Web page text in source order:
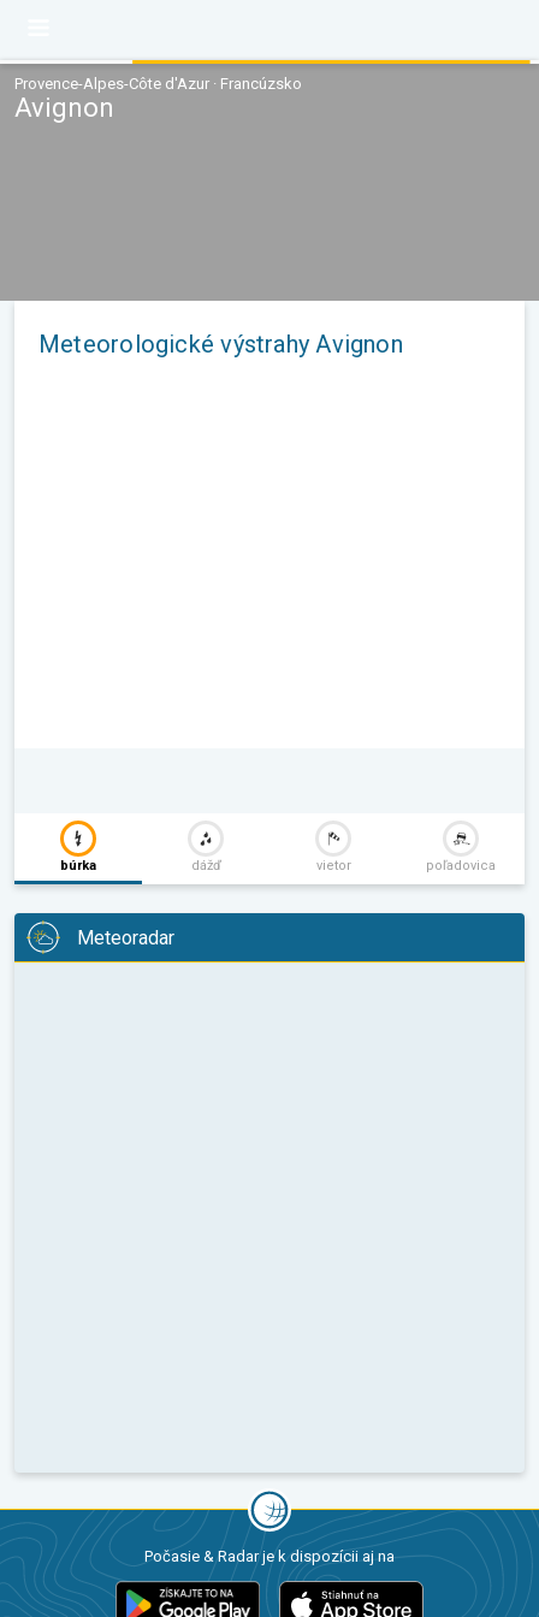
Provence-Alpes-Côte d'Azur · Francúzsko
Avignon
Meteorologické výstrahy Avignon
búrka dážď vietor poľadovica
Meteoradar
Počasie & Radar je k dispozícii aj na